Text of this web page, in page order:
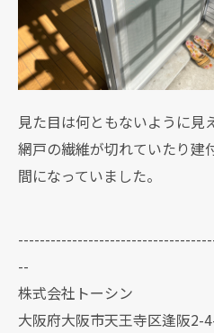
見た目は何ともないように見
網戸の繊維が切れていたり建
間になっていました。
--
株式会社トーシン
大阪府大阪市天王寺区逢阪2-